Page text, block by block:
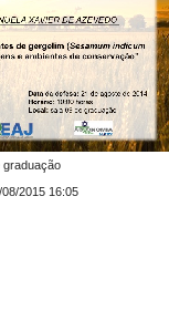
graduação
2015 16:05